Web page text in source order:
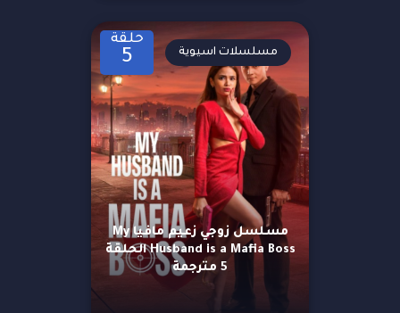
حلقة
5
مسلسل زوجي زعيم مافيا My
Husband is a Mafia Boss الحلقة
5 مترجمة
مسلسلات اسيوية